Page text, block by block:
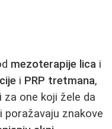
mezoterapije lica i
i PRP tretmana,
one koji žele da
poražavaju znakove